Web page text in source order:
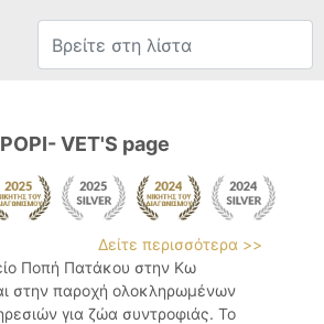
VET'S page
Δείτε περισσότερα >>
Ποπή Πατάκου στην Κω
στην παροχή ολοκληρωμένων
για ζώα συντροφιάς. Το